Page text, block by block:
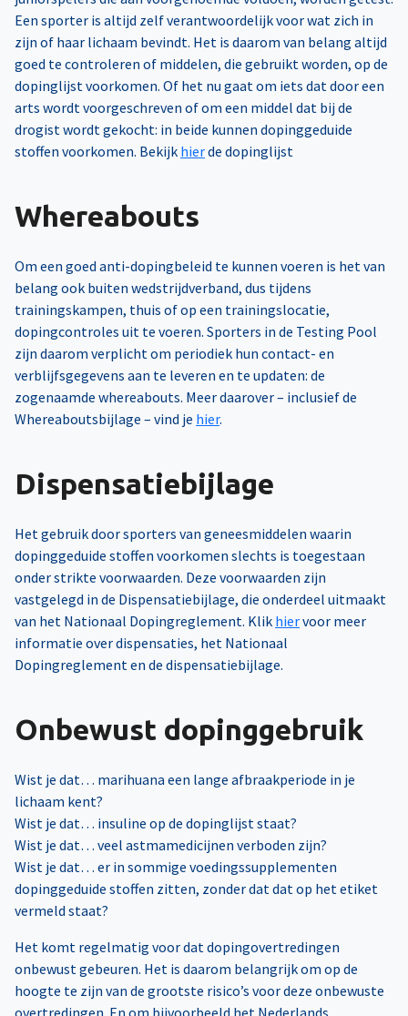
Een sporter is altijd zelf verantwoordelijk voor wat zich in
zijn of haar lichaam bevindt. Het is daarom van belang altijd
goed te controleren of middelen, die gebruikt worden, op de
dopinglijst voorkomen. Of het nu gaat om iets dat door een
arts wordt voorgeschreven of om een middel dat bij de
drogist wordt gekocht: in beide kunnen dopinggeduide
stoffen voorkomen. Bekijk hierde dopinglijst
Whereabouts
Om een goed anti-dopingbeleid te kunnen voeren is het van
belang ook buiten wedstrijdverband, dus tijdens
trainingskampen, thuis of op een trainingslocatie,
dopingcontroles uit te voeren. Sporters in de Testing Pool
zijn daarom verplicht om periodiek hun contact- en
verblijfsgegevens aan te leveren en te updaten: de
zogenaamde whereabouts. Meer daarover – inclusief de
Whereaboutsbijlage – vind je hier.
Dispensatiebijlage
Het gebruik door sporters van geneesmiddelen waarin
dopinggeduide stoffen voorkomen slechts is toegestaan
onder strikte voorwaarden. Deze voorwaarden zijn
vastgelegd in de Dispensatiebijlage, die onderdeel uitmaakt
van het Nationaal Dopingreglement. Klik hiervoor meer
informatie over dispensaties, het Nationaal
Dopingreglement en de dispensatiebijlage.
Onbewust dopinggebruik
Wist je dat… marihuana een lange afbraakperiode in je
lichaam kent?
Wist je dat… insuline op de dopinglijst staat?
Wist je dat… veel astmamedicijnen verboden zijn?
Wist je dat… er in sommige voedingssupplementen
dopinggeduide stoffen zitten, zonder dat dat op het etiket
vermeld staat?
Het komt regelmatig voor dat dopingovertredingen
onbewust gebeuren. Het is daarom belangrijk om op de
hoogte te zijn van de grootste risico’s voor deze onbewuste